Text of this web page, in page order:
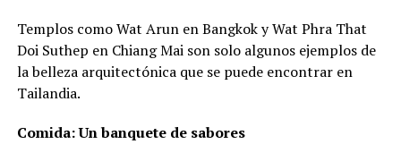
Templos como Wat Arun en Bangkok y Wat Phra That
Doi Suthep en Chiang Mai son solo algunos ejemplos de
la belleza arquitectónica que se puede encontrar en
Tailandia.
Comida: Un banquete de sabores